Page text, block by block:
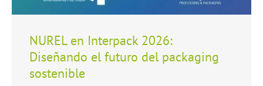
NUREL en Interpack 2026:
Diseñando el futuro del packaging
sostenible